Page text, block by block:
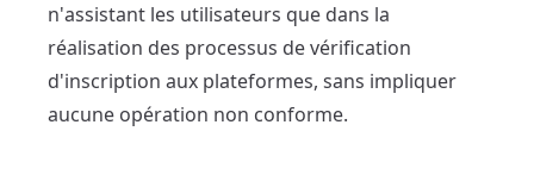
n'assistant les utilisateurs que dans la
réalisation des processus de vérification
d'inscription aux plateformes, sans impliquer
aucune opération non conforme.